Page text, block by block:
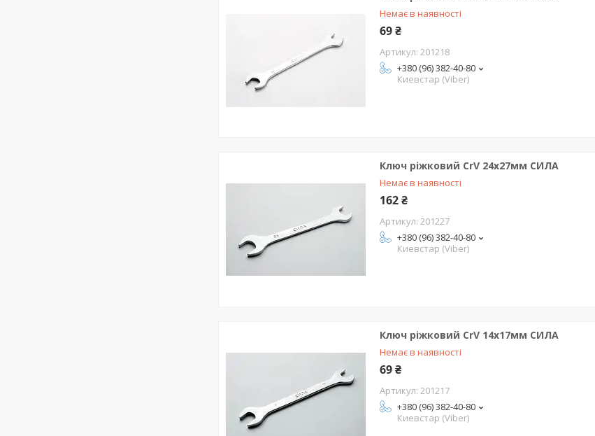
Немає в наявності
69 ₴
201218
+380 (96) 382-40-80
Киевстар (Viber)
Ключ ріжковий CrV 24x27мм СИЛА
Немає в наявності
162 ₴
201227
+380 (96) 382-40-80
Киевстар (Viber)
Ключ ріжковий CrV 14x17мм СИЛА
Немає в наявності
69 ₴
201217
+380 (96) 382-40-80
Киевстар (Viber)